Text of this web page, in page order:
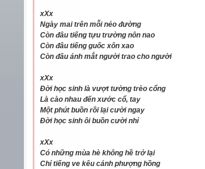
xXx
Ngày mai trên mỗi nẻo đường
Còn đâu tiếng tựu trường nôn nao
Còn đâu tiếng guốc xôn xao
Còn đâu ánh mắt người trao cho người
xXx
Đời học sinh là vượt tường trèo cổng
Là cào nhau đến xước cổ, tay
Một phút buồn rồi lại cười ngay
Đời học sinh ôi buồn cười nhỉ
xXx
Có những mùa hè không hề trở lại
Chỉ tiếng ve kêu cánh phượng hồng